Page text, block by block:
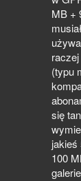
MB +
(typu
się
jakieś
100